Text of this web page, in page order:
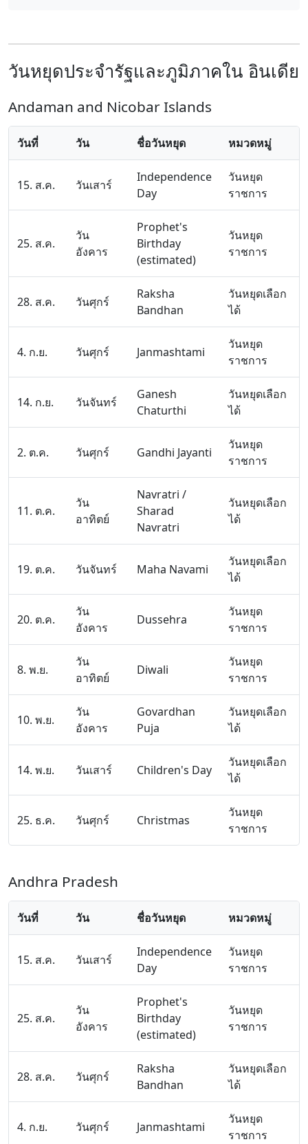
วันหยุดประจำรัฐและภูมิภาคใน อินเดีย
Andaman and Nicobar Islands
วันที่ วัน ชื่อวันหยุด หมวดหมู่
15. ส.ค. วันเสาร์
Independence
Day
วันหยุด
ราชการ
25. ส.ค.
วัน
อังคาร
Prophet's
Birthday
(estimated)
วันหยุด
ราชการ
28. ส.ค. วันศุกร์
Raksha
Bandhan
วันหยุดเลือก
ได้
4. ก.ย. วันศุกร์ Janmashtami
วันหยุด
ราชการ
14. ก.ย. วันจันทร์
Ganesh
Chaturthi
วันหยุดเลือก
ได้
2. ต.ค. วันศุกร์ Gandhi Jayanti
วันหยุด
ราชการ
11. ต.ค.
วัน
อาทิตย์
Navratri /
Sharad
Navratri
วันหยุดเลือก
ได้
19. ต.ค. วันจันทร์ Maha Navami
วันหยุดเลือก
ได้
20. ต.ค.
วัน
อังคาร
Dussehra
วันหยุด
ราชการ
8. พ.ย.
วัน
อาทิตย์
Diwali
วันหยุด
ราชการ
10. พ.ย.
วัน
อังคาร
Govardhan
Puja
วันหยุดเลือก
ได้
14. พ.ย. วันเสาร์ Children's Day
วันหยุดเลือก
ได้
25. ธ.ค. วันศุกร์ Christmas
วันหยุด
ราชการ
Andhra Pradesh
วันที่ วัน ชื่อวันหยุด หมวดหมู่
15. ส.ค. วันเสาร์
Independence
Day
วันหยุด
ราชการ
25. ส.ค.
วัน
อังคาร
Prophet's
Birthday
(estimated)
วันหยุด
ราชการ
28. ส.ค. วันศุกร์
Raksha
Bandhan
วันหยุดเลือก
ได้
4. ก.ย. วันศุกร์ Janmashtami
วันหยุด
ราชการ